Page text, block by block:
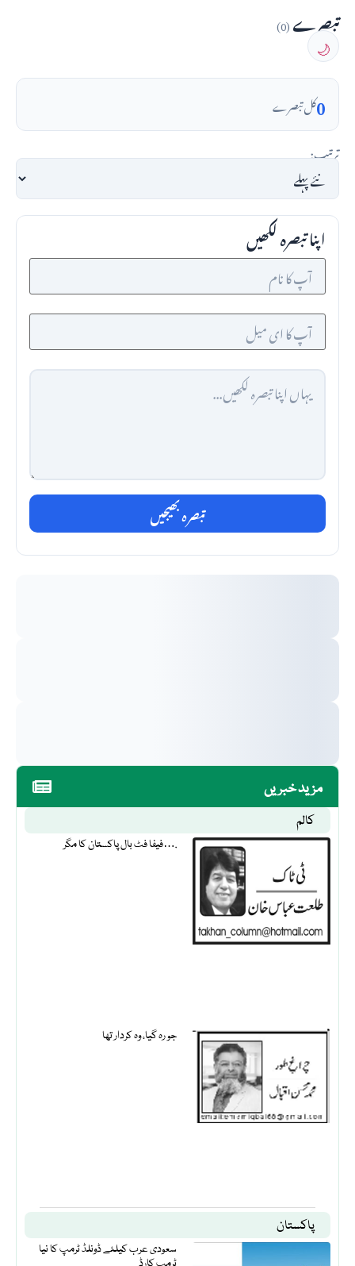
مزید خبریں
کالم
فیفا فٹ بال پاکستان کا مگر….
جو رہ گیا، وہ کردار تھا
پاکستان
سعودی عرب کیلئے ڈونلڈ ٹرمپ کا نیا
تبصرے(0)
🌙
0کل تبصرے
ترتیب:
اپنا تبصرہ لکھیں
تبصرہ بھیجیں